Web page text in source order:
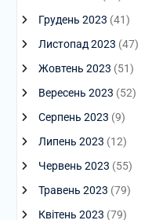
Грудень 2023 (41)
Листопад 2023 (47)
Жовтень 2023 (51)
Вересень 2023 (52)
Серпень 2023 (9)
Липень 2023 (12)
Червень 2023 (55)
Травень 2023 (79)
Квітень 2023 (79)